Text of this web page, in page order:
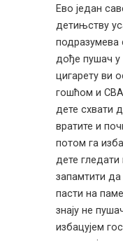
Ево један
детињству
подразумева
дође пушач у
цигарету ви
гошћом и
дете схвати
вратите и
потом га
дете
запамтити
пасти на
знају не
избацујем